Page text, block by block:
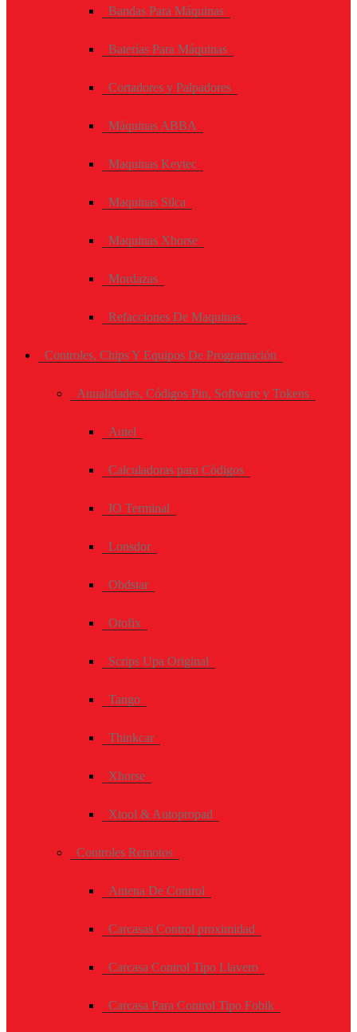
Bandas Para Máquinas
Baterías Para Máquinas
Cortadores y Palpadores
Máquinas ABBA
Maquinas Keytec
Maquinas Silca
Maquinas Xhorse
Mordazas
Refacciones De Maquinas
Controles, Chips Y Equipos De Programación
Anualidades, Códigos Pin, Software y Tokens
Autel
Calculadoras para Códigos
IO Terminal
Lonsdor
Obdstar
Otofix
Scrips Upa Original
Tango
Thinkcar
Xhorse
Xtool & Autopropad
Controles Remotos
Antena De Control
Carcasas Control proximidad
Carcasa Control Tipo Llavero
Carcasa Para Control Tipo Fobik